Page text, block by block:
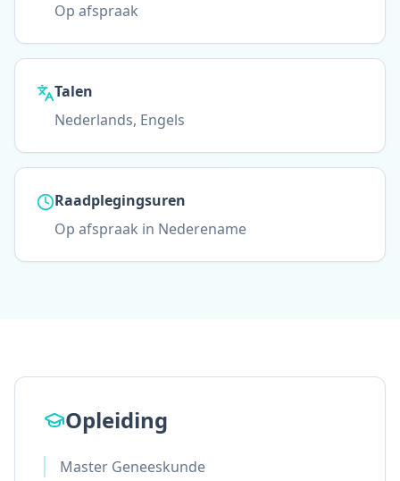
Op afspraak
Talen
Nederlands, Engels
Raadplegingsuren
Op afspraak in Nederename
Opleiding
Master Geneeskunde